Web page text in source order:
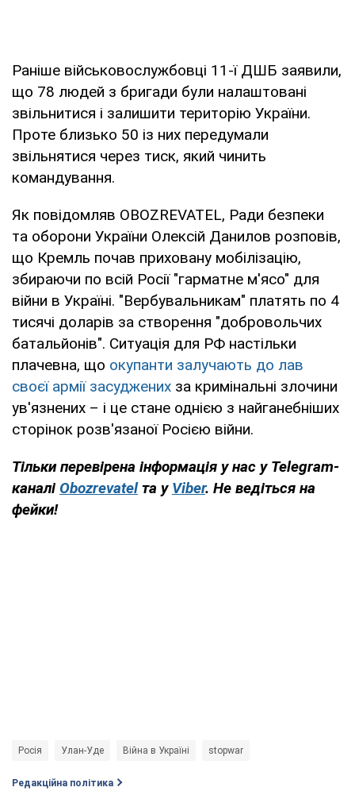
Раніше військовослужбовці 11-ї ДШБ заявили,
що 78 людей з бригади були налаштовані
звільнитися і залишити територію України.
Проте близько 50 із них передумали
звільнятися через тиск, який чинить
командування.
Як повідомляв OBOZREVATEL, Ради безпеки
та оборони України Олексій Данилов розповів,
що Кремль почав приховану мобілізацію,
збираючи по всій Росії "гарматне м'ясо" для
війни в Україні. "Вербувальникам" платять по 4
тисячі доларів за створення "добровольчих
батальйонів". Ситуація для РФ настільки
плачевна, що окупанти залучають до лав
своєї армії засуджених за кримінальні злочини
ув'язнених – і це стане однією з найганебніших
сторінок розв'язаної Росією війни.
Тільки перевірена інформація у нас у Telegram-
каналі Obozrevatel та у Viber. Не ведіться на
фейки!
Росія Улан-Уде Війна в Україні stopwar
Редакційна політика